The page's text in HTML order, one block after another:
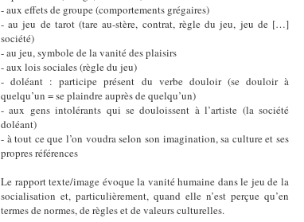
- aux effets de groupe (comportements grégaires)
- au jeu de tarot (tare au-stère, contrat, règle du jeu, jeu de […]
société)
- au jeu, symbole de la vanité des plaisirs
- aux lois sociales (règle du jeu)
- doléant : participe présent du verbe douloir (se douloir à
quelqu’un = se plaindre auprès de quelqu’un)
- aux gens intolérants qui se douloissent à l’artiste (la société
doléant)
- à tout ce que l’on voudra selon son imagination, sa culture et ses
propres références
Le rapport texte/image évoque la vanité humaine dans le jeu de la
socialisation et, particulièrement, quand elle n’est perçue qu’en
termes de normes, de règles et de valeurs culturelles.